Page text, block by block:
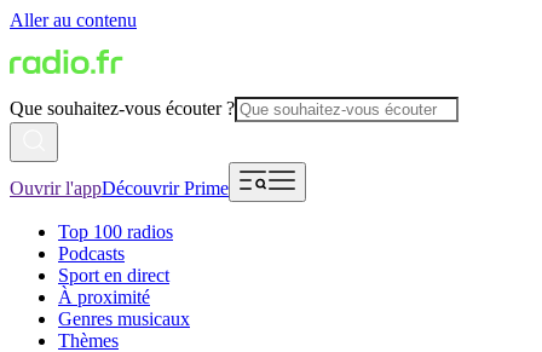
Aller au contenu
Que souhaitez-vous écouter ?
Ouvrir l'appDécouvrir Prime
Top 100 radios
Podcasts
Sport en direct
À proximité
Genres musicaux
Thèmes